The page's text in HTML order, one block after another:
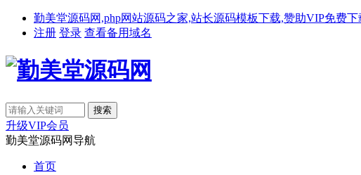
勤美堂源码网,php网站源码之家,站长源码模板下载,赞助VIP免费下
注册 登录 查看备用域名
升级VIP会员
勤美堂源码网导航
首页